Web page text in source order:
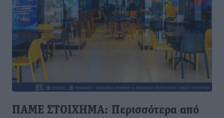
ΠΑΜΕ ΣΤΟΙΧΗΜΑ: Περισσότερα από